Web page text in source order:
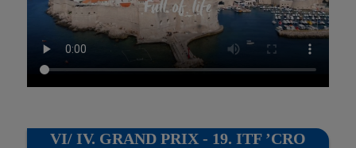
VI/ IV. GRAND PRIX - 19. ITF ’CRO